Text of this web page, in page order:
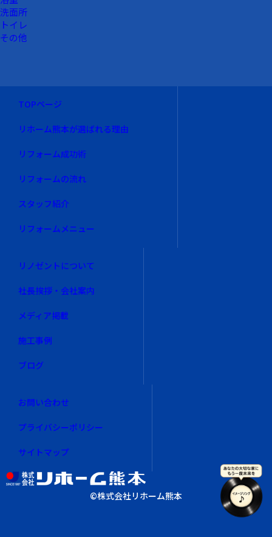
洗面所
トイレ
その他
TOPページ
リホーム熊本が選ばれる理由
リフォーム成功術
リフォームの流れ
スタッフ紹介
リフォームメニュー
リノゼントについて
社長挨拶・会社案内
メディア掲載
施工事例
ブログ
お問い合わせ
プライバシーポリシー
サイトマップ
©︎株式会社リホーム熊本